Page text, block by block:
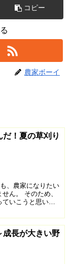
コピー
農家ボーイ
！夏の草刈り
、農家になりたい
ん。 そのため、
いこうと思いま
長が大きい野